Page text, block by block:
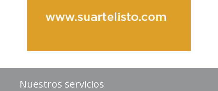
Nuestros servicios